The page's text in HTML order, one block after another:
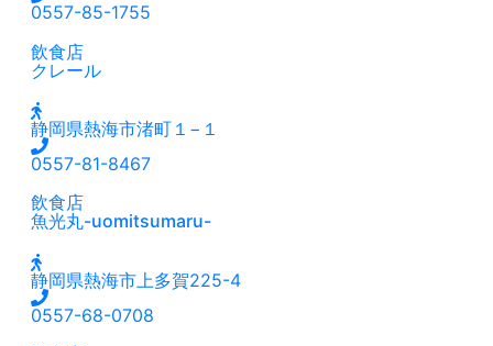
0557-85-1755
飲食店
クレール
静岡県熱海市渚町１−１
0557-81-8467
飲食店
魚光丸-uomitsumaru-
静岡県熱海市上多賀225-4
0557-68-0708